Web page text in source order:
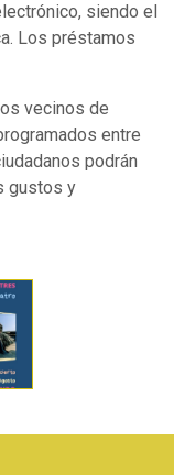
siendo el
Los préstamos
vecinos de
entre
podrán
gustos y